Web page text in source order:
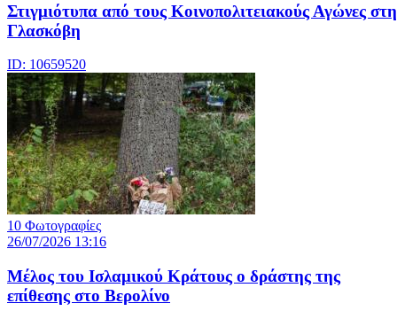
Στιγμιότυπα από τους Κοινοπολιτειακούς Αγώνες στη
Γλασκόβη
ID: 10659520
10 Φωτογραφίες
26/07/2026 13:16
Μέλος του Ισλαμικού Κράτους o δράστης της
επίθεσης στο Βερολίνο